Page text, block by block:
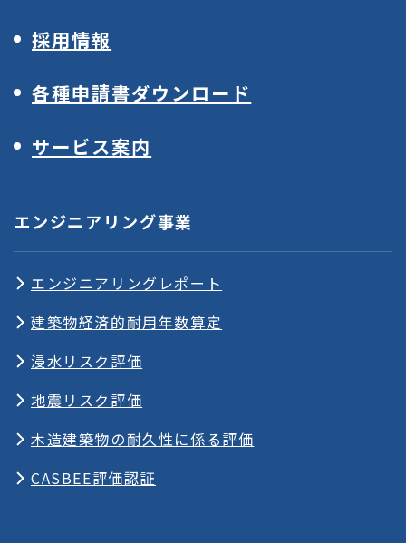
採用情報
各種申請書ダウンロード
サービス案内
エンジニアリング事業
エンジニアリングレポート
建築物経済的耐用年数算定
浸水リスク評価
地震リスク評価
木造建築物の耐久性に係る評価
CASBEE評価認証